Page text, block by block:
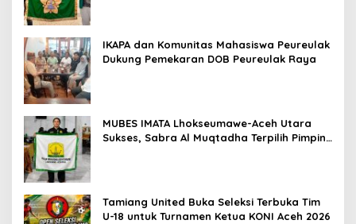
IKAPA dan Komunitas Mahasiswa Peureulak
Dukung Pemekaran DOB Peureulak Raya
MUBES IMATA Lhokseumawe-Aceh Utara
Sukses, Sabra Al Muqtadha Terpilih Pimpin
Tamiang United Buka Seleksi Terbuka Tim
U-18 untuk Turnamen Ketua KONI Aceh 2026